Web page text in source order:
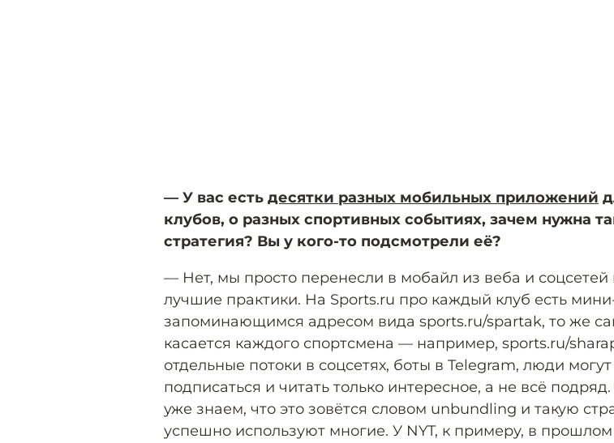
— У вас есть десятки разных мобильных приложений
клубов, о разных спортивных событиях, зачем нужна
стратегия? Вы у кого-то подсмотрели её?
— Нет, мы просто перенесли в мобайл из веба и
лучшие практики. На Sports.ru про каждый клуб есть
запоминающимся адресом вида sports.ru/spartak, то же
касается каждого спортсмена — например, sports.ru/
отдельные потоки в соцсетях, боты в Telegram, люди могут
подписаться и читать только интересное, а не всё
уже знаем, что это зовётся словом unbundling и такую
успешно используют многие. У NYT, к примеру, в прошлом